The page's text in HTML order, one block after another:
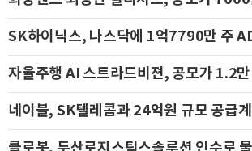
네이블, SK텔레콤과 24억원 규모 공급